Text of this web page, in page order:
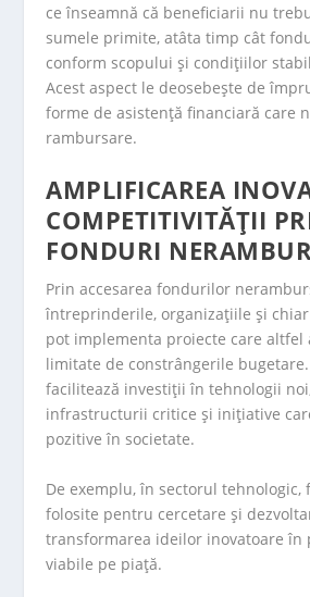
ce înseamnă că beneficiarii nu
sumele primite, atâta timp cât
conform scopului și condițiilor
Acest aspect le deosebește de
forme de asistență financiară care
rambursare.
AMPLIFICAREA
COMPETITIVITĂȚII
FONDURI
Prin accesarea fondurilor
întreprinderile, organizațiile și
pot implementa proiecte care altfel
limitate de constrângerile
facilitează investiții în tehnologii
infrastructurii critice și inițiative
pozitive în societate.
De exemplu, în sectorul
folosite pentru cercetare și
transformarea ideilor inovatoare în
viabile pe piață.